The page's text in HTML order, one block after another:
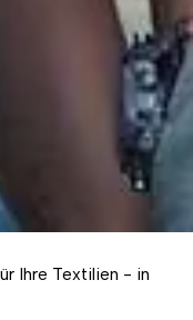
Ihre Textilien - in